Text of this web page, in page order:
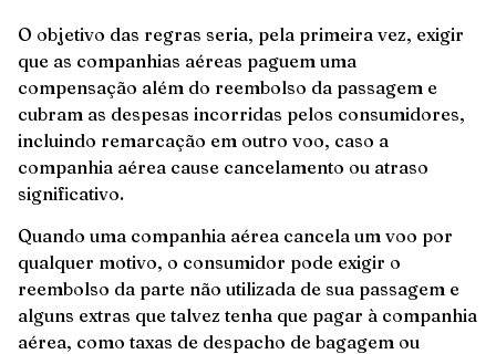
O objetivo das regras seria, pela primeira vez, exigir
que as companhias aéreas paguem uma
compensação além do reembolso da passagem e
cubram as despesas incorridas pelos consumidores,
incluindo remarcação em outro voo, caso a
companhia aérea cause cancelamento ou atraso
significativo.
Quando uma companhia aérea cancela um voo por
qualquer motivo, o consumidor pode exigir o
reembolso da parte não utilizada de sua passagem e
alguns extras que talvez tenha que pagar à companhia
aérea, como taxas de despacho de bagagem ou